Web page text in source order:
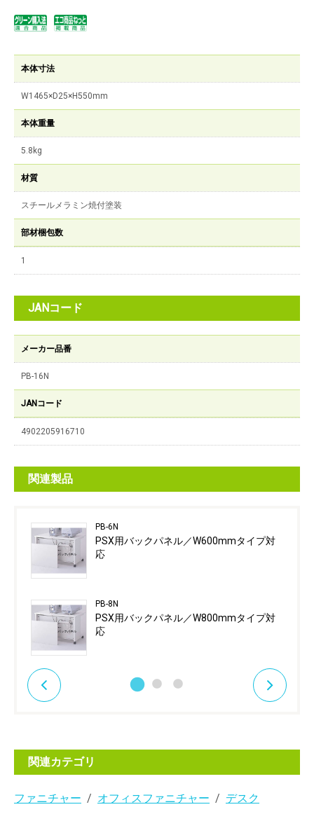
本体寸法
W1465×D25×H550mm
本体重量
5.8kg
材質
スチールメラミン焼付塗装
部材梱包数
1
JANコード
メーカー品番
PB-16N
JANコード
4902205916710
関連製品
PB-6N
PSX用バックパネル／W600mmタイプ対
応
PB-8N
PSX用バックパネル／W800mmタイプ対
応
関連カテゴリ
ファニチャー オフィスファニチャー デスク